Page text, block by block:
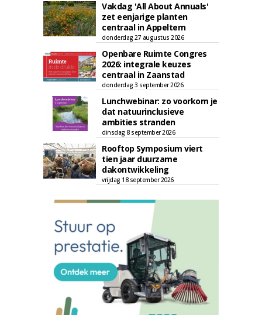
Vakdag 'All About Annuals'
zet eenjarige planten
centraal in Appeltern
donderdag 27 augustus 2026
Openbare Ruimte Congres
2026: integrale keuzes
centraal in Zaanstad
donderdag 3 september 2026
Lunchwebinar: zo voorkom je
dat natuurinclusieve
ambities stranden
dinsdag 8 september 2026
Rooftop Symposium viert
tien jaar duurzame
dakontwikkeling
vrijdag 18 september 2026